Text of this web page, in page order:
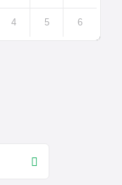
4 5 6